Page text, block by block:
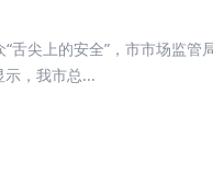
舌尖上的安全”，市市场监
示，我市总...